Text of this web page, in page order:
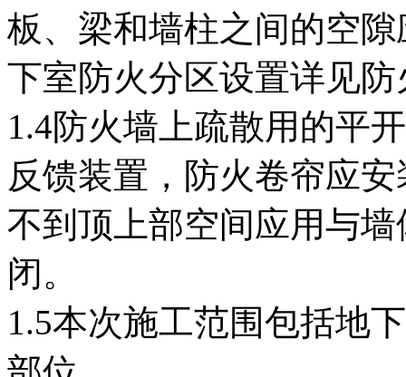
板、梁和墙柱之间的空
下室防火分区设置详见
1.4防火墙上疏散用的平
反馈装置，防火卷帘应
不到顶上部空间应用与
闭。
1.5本次施工范围包括地